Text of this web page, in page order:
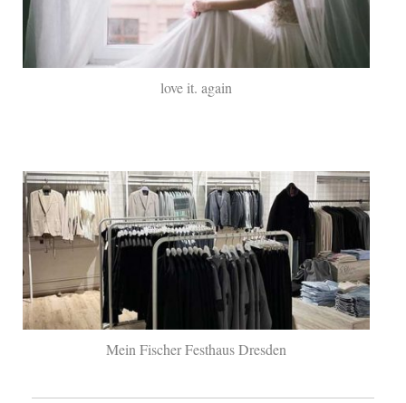
love it. again
Mein Fischer Festhaus Dresden